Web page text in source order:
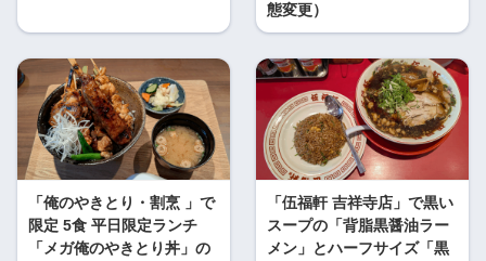
態変更）
「俺のやきとり・割烹 」で
限定 5食 平日限定ランチ
「メガ俺のやきとり丼」の
「伍福軒 吉祥寺店」で黒い
スープの「背脂黒醤油ラー
メン」とハーフサイズ「黒